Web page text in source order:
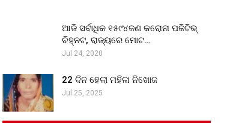
ଆଜି ସର୍ବାଧିକ ୧୫୯୪ଜଣ କରୋନା ପଜିଟିଭ୍
ଚିହ୍ନଟ, ରାଜ୍ୟରେ ମୋଟ…
Jul 24, 2020
22 ଦିନ ହେଲା ମହିଳା ନିଖୋଜ
Jul 25, 2025